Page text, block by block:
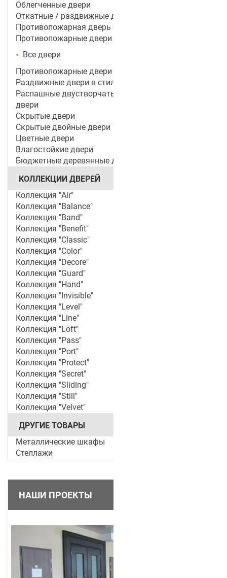
Облегченные двери
Откатные / раздвижные двери
Противопожарная дверь со стеклом
Противопожарные двери
Все двери
Противопожарные двери ei 60
Раздвижные двери в стиле лофт
Распашные двустворчатые межкомнатные
двери
Скрытые двери
Скрытые двойные двери
Цветные двери
Влагостойкие двери
Бюджетные деревянные двери
КОЛЛЕКЦИИ ДВЕРЕЙ
Коллекция "Air"
Коллекция "Balance"
Коллекция "Band"
Коллекция "Benefit"
Коллекция "Classic"
Коллекция "Color"
Коллекция "Decore"
Коллекция "Guard"
Коллекция "Hand"
Коллекция "Invisible"
Коллекция "Level"
Коллекция "Line"
Коллекция "Loft"
Коллекция "Pass"
Коллекция "Port"
Коллекция "Protect"
Коллекция "Secret"
Коллекция "Sliding"
Коллекция "Still"
Коллекция "Velvet"
ДРУГИЕ ТОВАРЫ
Металлические шкафы
Стеллажи
НАШИ ПРОЕКТЫ